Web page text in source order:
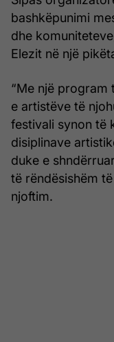
bashkëpunimi
dhe
Elezit në një
“Me një program
e artistëve të
festivali synon të
disiplinave
duke e
të rëndësishëm
njoftim.